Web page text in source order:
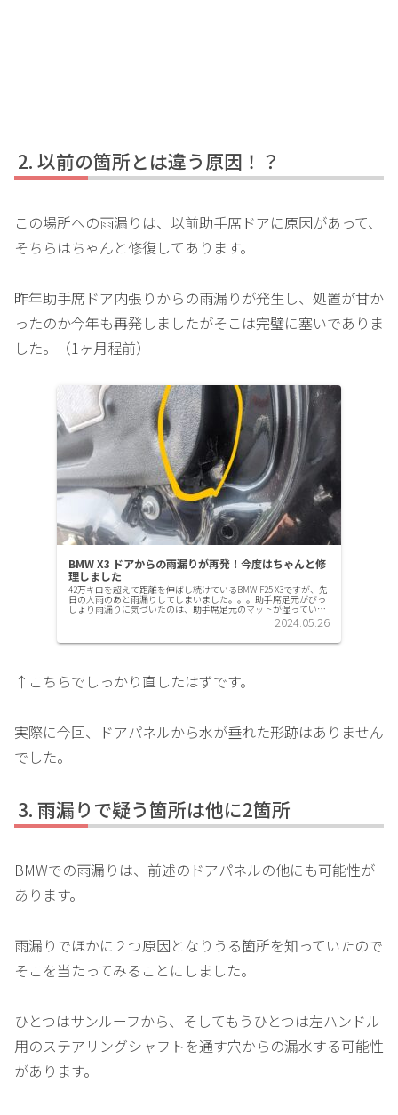
以前の箇所とは違う原因！？
この場所への雨漏りは、以前助手席ドアに原因があって、
そちらはちゃんと修復してあります。
昨年助手席ドア内張りからの雨漏りが発生し、処置が甘か
ったのか今年も再発しましたがそこは完璧に塞いでありま
した。（1ヶ月程前）
BMW X3 ドアからの雨漏りが再発！今度はちゃんと修
理しました
42万キロを超えて距離を伸ばし続けているBMW F25 X3ですが、先
日の大雨のあと雨漏りしてしまいました。。。助手席足元がびっ
しょり雨漏りに気づいたのは、助手席足元のマットが湿っていて
すぐに分かりました。先日結構強い雨が夜中に降ったあと、...
2024.05.26
↑こちらでしっかり直したはずです。
実際に今回、ドアパネルから水が垂れた形跡はありません
でした。
雨漏りで疑う箇所は他に2箇所
BMWでの雨漏りは、前述のドアパネルの他にも可能性が
あります。
雨漏りでほかに２つ原因となりうる箇所を知っていたので
そこを当たってみることにしました。
ひとつはサンルーフから、そしてもうひとつは左ハンドル
用のステアリングシャフトを通す穴からの漏水する可能性
があります。